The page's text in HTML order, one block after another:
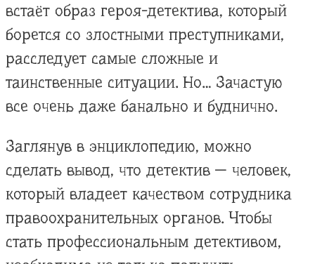
встаёт образ героя-детектива, который
борется со злостными преступниками,
расследует самые сложные и
таинственные ситуации. Но… Зачастую
все очень даже банально и буднично.
Заглянув в энциклопедию, можно
сделать вывод, что детектив — человек,
который владеет качеством сотрудника
правоохранительных органов. Чтобы
стать профессиональным детективом,